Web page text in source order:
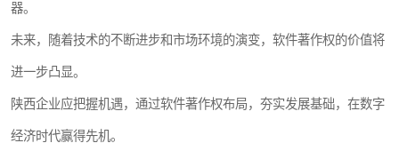
器。
未来，随着技术的不断进步和市场环境的演变，软件著作权的价值将
进一步凸显。
陕西企业应把握机遇，通过软件著作权布局，夯实发展基础，在数字
经济时代赢得先机。